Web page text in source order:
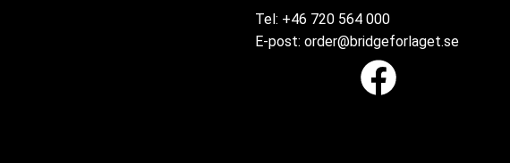
Tel: +46 720 564 000
E-post:order@bridgeforlaget.se